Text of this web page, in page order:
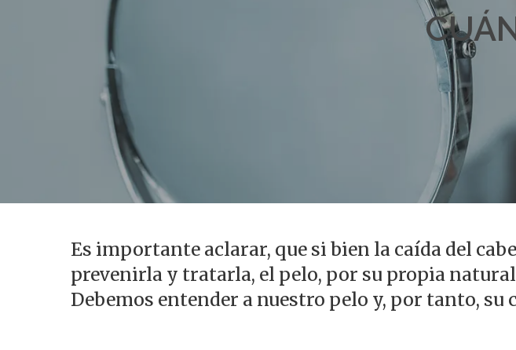
Presiona enter para buscar o ESC para salir
Es importante aclarar, que si bien la caída del
prevenirla y tratarla, el pelo, por su propia
Debemos entender a nuestro pelo y, por tanto, su